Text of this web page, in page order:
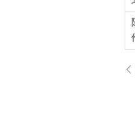
ꄴ